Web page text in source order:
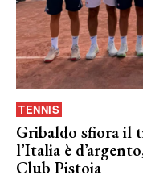
TENNIS
Gribaldo sfiora il
l’Italia è
Club Pistoia